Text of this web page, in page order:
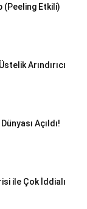
(Peeling Etkili)
Arındırıcı
Açıldı!
ile Çok İddialı